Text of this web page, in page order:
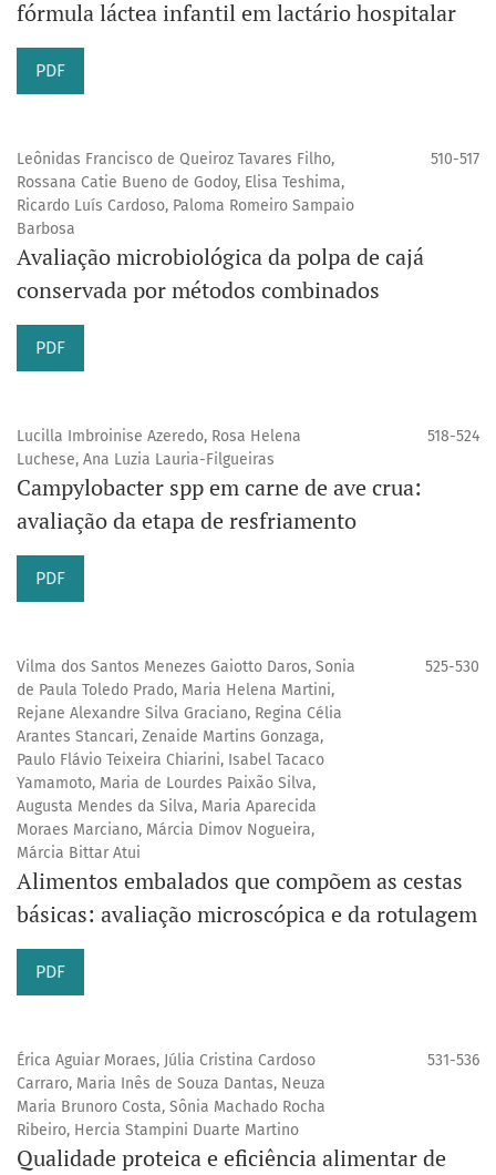
fórmula láctea infantil em lactário hospitalar
PDF
Leônidas Francisco de Queiroz Tavares Filho,
Rossana Catie Bueno de Godoy, Elisa Teshima,
Ricardo Luís Cardoso, Paloma Romeiro Sampaio
Barbosa
510-517
Avaliação microbiológica da polpa de cajá
conservada por métodos combinados
PDF
Lucilla Imbroinise Azeredo, Rosa Helena
Luchese, Ana Luzia Lauria-Filgueiras
518-524
Campylobacter spp em carne de ave crua:
avaliação da etapa de resfriamento
PDF
Vilma dos Santos Menezes Gaiotto Daros, Sonia
de Paula Toledo Prado, Maria Helena Martini,
Rejane Alexandre Silva Graciano, Regina Célia
Arantes Stancari, Zenaide Martins Gonzaga,
Paulo Flávio Teixeira Chiarini, Isabel Tacaco
Yamamoto, Maria de Lourdes Paixão Silva,
Augusta Mendes da Silva, Maria Aparecida
Moraes Marciano, Márcia Dimov Nogueira,
Márcia Bittar Atui
525-530
Alimentos embalados que compõem as cestas
básicas: avaliação microscópica e da rotulagem
PDF
Érica Aguiar Moraes, Júlia Cristina Cardoso
Carraro, Maria Inês de Souza Dantas, Neuza
Maria Brunoro Costa, Sônia Machado Rocha
Ribeiro, Hercia Stampini Duarte Martino
531-536
Qualidade proteica e eficiência alimentar de